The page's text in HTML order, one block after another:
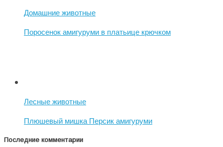
Домашние животные
Поросенок амигуруми в платьице крючком
Лесные животные
Плюшевый мишка Персик амигуруми
Последние комментарии